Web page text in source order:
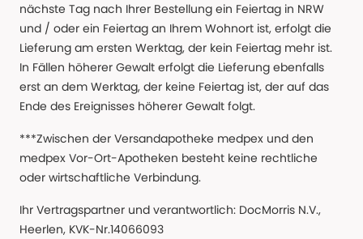
nächste Tag nach Ihrer Bestellung ein Feiertag in NRW
und / oder ein Feiertag an Ihrem Wohnort ist, erfolgt die
Lieferung am ersten Werktag, der kein Feiertag mehr ist.
In Fällen höherer Gewalt erfolgt die Lieferung ebenfalls
erst an dem Werktag, der keine Feiertag ist, der auf das
Ende des Ereignisses höherer Gewalt folgt.
***Zwischen der Versandapotheke medpex und den
medpex Vor-Ort-Apotheken besteht keine rechtliche
oder wirtschaftliche Verbindung.
Ihr Vertragspartner und verantwortlich: DocMorris N.V.,
Heerlen, KVK-Nr.14066093